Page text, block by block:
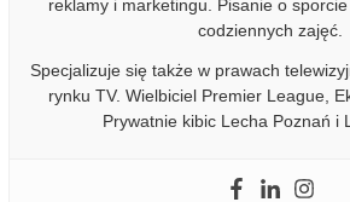
reklamy i marketingu. Pisanie o
codziennych zajęć.
Specjalizuje się także w prawach
rynku TV. Wielbiciel Premier League,
Prywatnie kibic Lecha Poznań i